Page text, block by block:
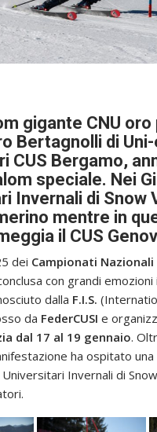
gigante CNU oro
Bertagnolli di
CUS Bergamo,
speciale. Nei
Invernali di Snow
mentre in
il CUS
dei Campionati
con grandi
dalla F.I.S.
da FederCUSI e
dal 17 al 19 gennaio.
ha ospitato una
Invernali di